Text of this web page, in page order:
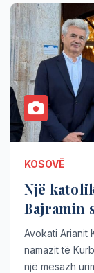
KOSOVË
Një
Bajramin
Avokati Arianit
namazit të
një mesazh